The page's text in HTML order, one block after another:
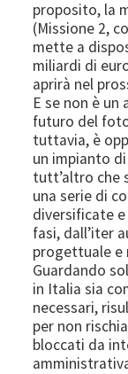
proposito, la
(Missione 2,
mette a
miliardi di
aprirà nel
E se non è
futuro del
tuttavia, è
un impianto
tutt’altro che
una serie di
diversificate
fasi, dall’iter
progettuale e
Guardando
in Italia sia
necessari,
per non
bloccati da